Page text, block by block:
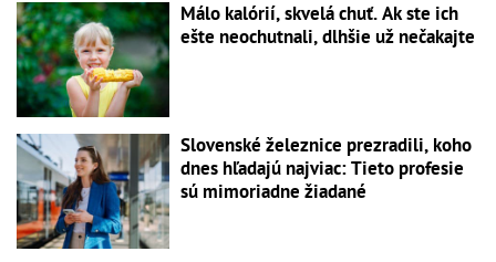
Málo kalórií, skvelá chuť. Ak ste ich
ešte neochutnali, dlhšie už nečakajte
Slovenské železnice prezradili, koho
dnes hľadajú najviac: Tieto profesie
sú mimoriadne žiadané